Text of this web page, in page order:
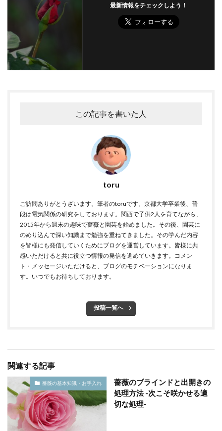
最新情報をチェックしよう！
この記事を書いた人
toru
ご訪問ありがとうざいます。筆者のtoruです。京都大学卒業後、普
段は電気関係の研究をしております。関西で子供2人を育てながら、
2015年から週末の趣味で薔薇と園芸を始めました。その後、園芸に
のめり込んで深い知識まで勉強を重ねてきました。その学んだ内容
を皆様にも発信していくためにブログを運営しています。皆様に共
感いただけると共に役立つ情報の発信を進めていきます。コメン
ト・メッセージいただけると、ブログのモチベーションになりま
す。いつでもお待ちしております。
投稿一覧へ
関連する記事
薔薇の基本知識・お手入れ
薔薇のブラインドと出開きの
処理方法 -次こそ咲かせる適
切な処理-